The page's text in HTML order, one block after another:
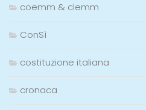
coemm & clemm
ConSì
costituzione italiana
cronaca